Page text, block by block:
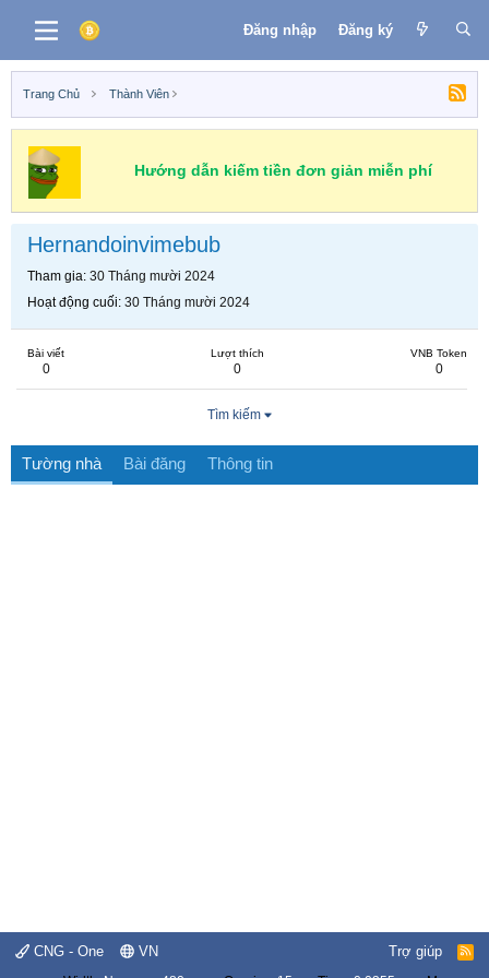
Đăng nhập Đăng ký
Trang Chủ Thành Viên
Hướng dẫn kiếm tiền đơn giản miễn phí
Hernandoinvimebub
Tham gia 30 Tháng mười 2024
Hoạt động cuối 30 Tháng mười 2024
Bài viết
0
Lượt thích
0
VNB Token
0
Tìm kiếm
Tường nhà Bài đăng Thông tin
CNG - One VN Trợ giúp
R